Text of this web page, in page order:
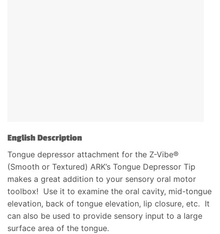
English Description
Tongue depressor attachment for the Z-Vibe®
(Smooth or Textured) ARK’s Tongue Depressor Tip
makes a great addition to your sensory oral motor
toolbox! Use it to examine the oral cavity, mid-tongue
elevation, back of tongue elevation, lip closure, etc. It
can also be used to provide sensory input to a large
surface area of the tongue.